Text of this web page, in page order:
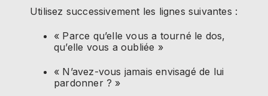
Utilisez successivement les lignes suivantes :
« Parce qu’elle vous a tourné le dos,
qu’elle vous a oubliée »
« N’avez-vous jamais envisagé de lui
pardonner ? »